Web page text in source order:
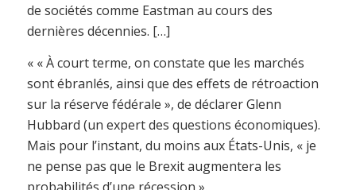
de sociétés comme Eastman au cours des
dernières décennies. […]
« « À court terme, on constate que les marchés
sont ébranlés, ainsi que des effets de rétroaction
sur la réserve fédérale », de déclarer Glenn
Hubbard (un expert des questions économiques).
Mais pour l’instant, du moins aux États-Unis, « je
ne pense pas que le Brexit augmentera les